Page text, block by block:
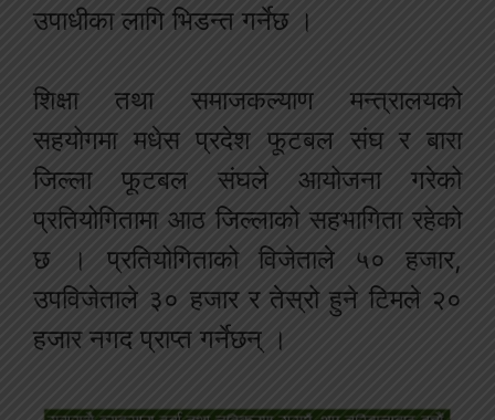
उपाधीका लागि भिडन्त गर्नेछ ।
शिक्षा तथा समाजकल्याण मन्त्रालयको
सहयोगमा मधेस प्रदेश फूटबल संघ र बारा
जिल्ला फूटबल संघले आयोजना गरेको
प्रतियोगितामा आठ जिल्लाको सहभागिता रहेको
छ । प्रतियोगिताको विजेताले ५० हजार,
उपविजेताले ३० हजार र तेस्रो हुने टिमले २०
हजार नगद प्राप्त गर्नेछन् ।